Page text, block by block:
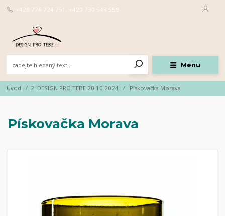
Menu
+420 776 724 751, +420 730 548 559
Úvod 2. DESIGN PRO TEBE 20.10 2024 Pískovačka Morava
Pískovačka Morava